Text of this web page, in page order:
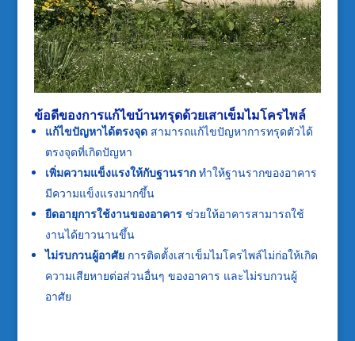
ข้อดีของการแก้ไขบ้านทรุดด้วยเสาเข็มไมโครไพล์
แก้ไขปัญหาได้ตรงจุดสามารถแก้ไขปัญหาการทรุดตัวได้
ตรงจุดที่เกิดปัญหา
เพิ่มความแข็งแรงให้กับฐานรากทำให้ฐานรากของอาคาร
มีความแข็งแรงมากขึ้น
ยืดอายุการใช้งานของอาคารช่วยให้อาคารสามารถใช้
งานได้ยาวนานขึ้น
ไม่รบกวนผู้อาศัยการติดตั้งเสาเข็มไมโครไพล์ไม่ก่อให้เกิด
ความเสียหายต่อส่วนอื่นๆ ของอาคาร และไม่รบกวนผู้
อาศัย